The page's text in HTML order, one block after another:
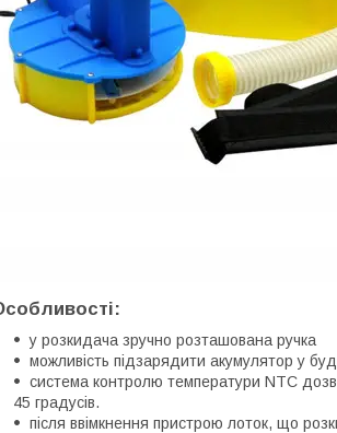
у розкидача зручно розташована ручка
можливість підзарядити акумулятор у
система контролю температури NTC
45 градусів.
після ввімкнення пристрою лоток, що